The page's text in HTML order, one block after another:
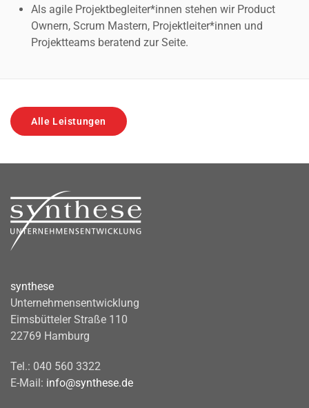
Als agile Projektbegleiter*innen stehen wir Product
Ownern, Scrum Mastern, Projektleiter*innen und
Projektteams beratend zur Seite.
Alle Leistungen
synthese
Unternehmensentwicklung
Eimsbütteler Straße 110
22769 Hamburg
Tel.: 040 560 3322
E-Mail: info@synthese.de